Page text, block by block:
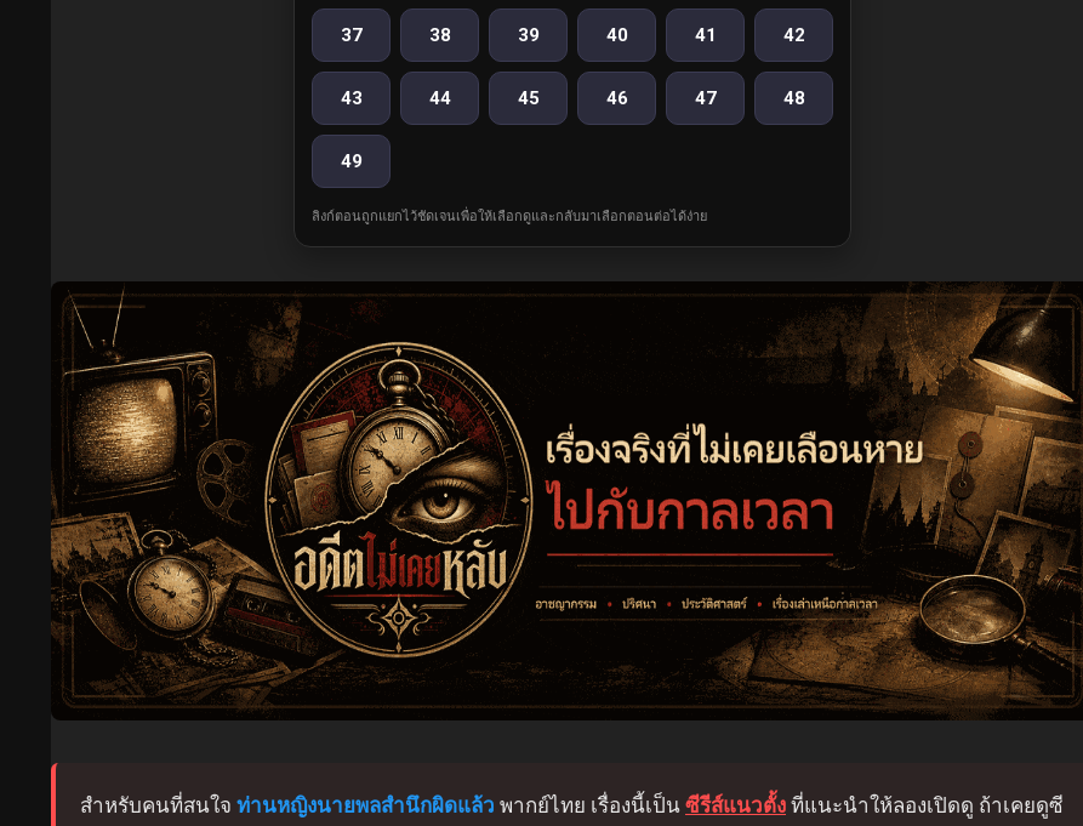
37 38 39 40 41 42
43 44 45 46 47 48
49
ลิงก์ตอนถูกแยกไว้ชัดเจนเพื่อให้เลือกดูและกลับมาเลือกตอนต่อได้ง่าย
สำหรับคนที่สนใจ ท่านหญิงนายพลสำนึกผิดแล้ว พากย์ไทย เรื่องนี้เป็น ซีรีส์แนวตั้ง ที่แนะนำให้ลองเปิดดู ถ้าเคยดูซี